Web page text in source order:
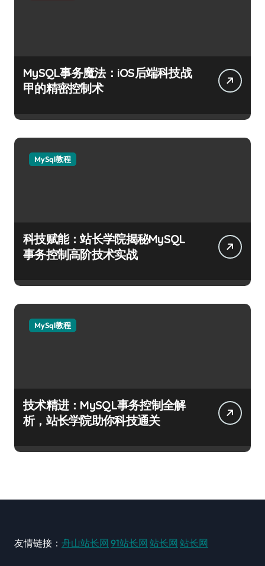
MySQL事务魔法：iOS后端科技战
甲的精密控制术
MySql教程
科技赋能：站长学院揭秘MySQL
事务控制高阶技术实战
MySql教程
技术精进：MySQL事务控制全解
析，站长学院助你科技通关
友情链接： 舟山站长网 91站长网 站长网 站长网